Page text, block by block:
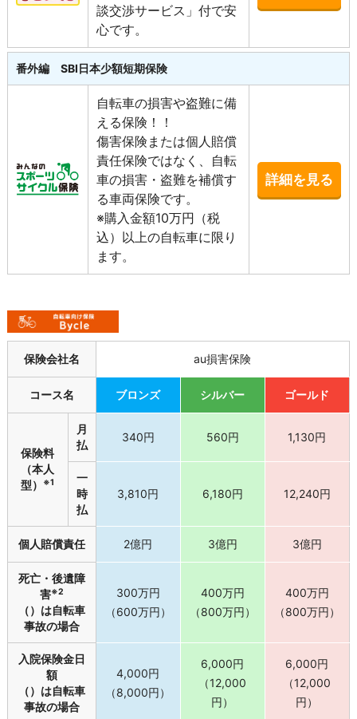
談交渉サービス」付で安
心です。
番外編 SBI日本少額短期保険
自転車の損害や盗難に備
える保険！！
傷害保険または個人賠償
責任保険ではなく、自転
車の損害・盗難を補償す
る車両保険です。
※購入金額10万円（税
込）以上の自転車に限り
ます。
詳細を見る
保険会社名 au損害保険
コース名 ブロンズ シルバー ゴールド
保険料
（本人
型）
※1
月
払
340円 560円 1,130円
一
時
払
3,810円 6,180円 12,240円
個人賠償責任 2億円 3億円 3億円
死亡・後遺障
害※2
（）は自転車
事故の場合
300万円
（600万円）
400万円
（800万円）
400万円
（800万円）
入院保険金日
額
（）は自転車
事故の場合
4,000円
（8,000円）
6,000円
（12,000
円）
6,000円
（12,000
円）